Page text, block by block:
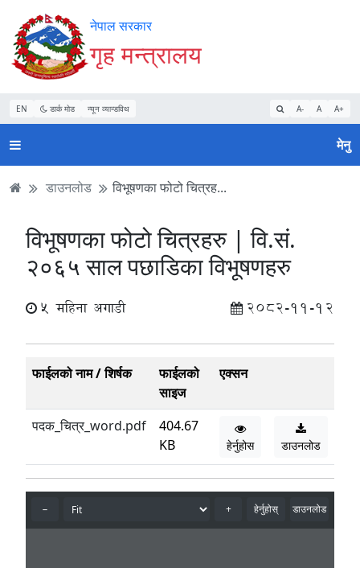
Accessibility
Mode
सुरु
गर्नुहोस्
सामाग्री
पढ्नुहाेस्
नेभिगेसन
पढ्नुहाेस्
वेबसाइट
खोजमा
जानुहोस्
नेपाल सरकार
गृह मन्त्रालय
EN डार्क मोड न्यून व्यान्डविथ A- A A+
मेनु
डाउनलोड विभूषणका फोटो चित्रह...
विभूषणका फोटो चित्रहरु | वि.सं.
२०६५ साल पछाडिका विभूषणहरु
5 महिना अगाडी 2082-11-12
फाईलको नाम / शिर्षक
फाईलको
साइज
एक्सन
पदक_चित्र_word.pdf
404.67
KB
हेर्नुहोस डाउनलोड